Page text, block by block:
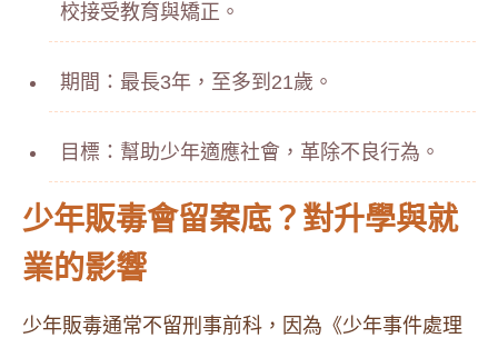
校接受教育與矯正。
期間：最長3年，至多到21歲。
目標：幫助少年適應社會，革除不良行為。
少年販毒會留案底？對升學與就
業的影響
少年販毒通常不留刑事前科，因為《少年事件處理